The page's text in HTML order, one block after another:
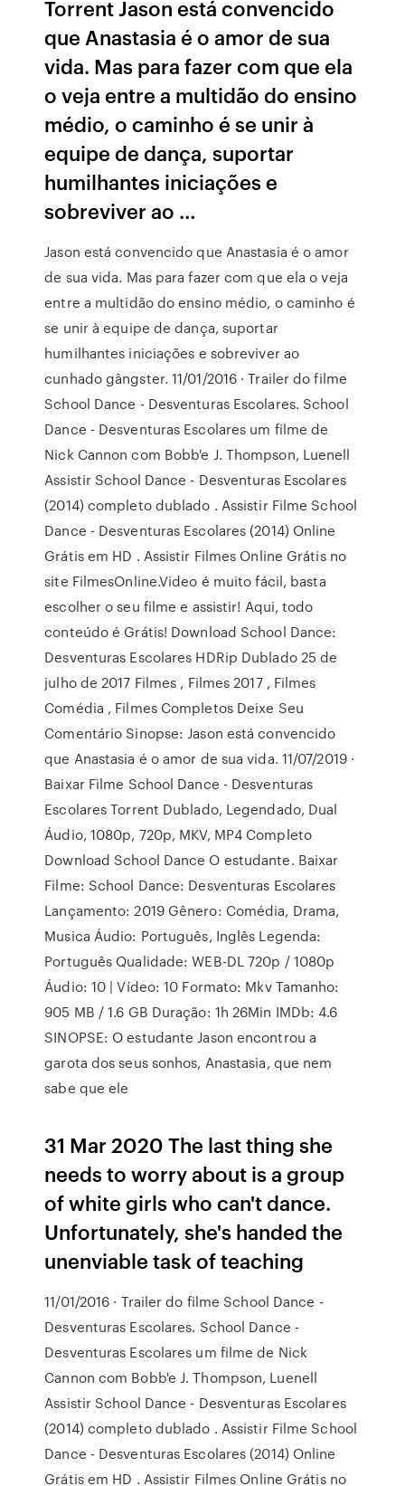
Torrent Jason está convencido
que Anastasia é o amor de sua
vida. Mas para fazer com que ela
o veja entre a multidão do ensino
médio, o caminho é se unir à
equipe de dança, suportar
humilhantes iniciações e
sobreviver ao …
Jason está convencido que Anastasia é o amor
de sua vida. Mas para fazer com que ela o veja
entre a multidão do ensino médio, o caminho é
se unir à equipe de dança, suportar
humilhantes iniciações e sobreviver ao
cunhado gângster. 11/01/2016 · Trailer do filme
School Dance - Desventuras Escolares. School
Dance - Desventuras Escolares um filme de
Nick Cannon com Bobb'e J. Thompson, Luenell
Assistir School Dance - Desventuras Escolares
(2014) completo dublado . Assistir Filme School
Dance - Desventuras Escolares (2014) Online
Grátis em HD . Assistir Filmes Online Grátis no
site FilmesOnline.Video é muito fácil, basta
escolher o seu filme e assistir! Aqui, todo
conteúdo é Grátis! Download School Dance:
Desventuras Escolares HDRip Dublado 25 de
julho de 2017 Filmes , Filmes 2017 , Filmes
Comédia , Filmes Completos Deixe Seu
Comentário Sinopse: Jason está convencido
que Anastasia é o amor de sua vida. 11/07/2019 ·
Baixar Filme School Dance - Desventuras
Escolares Torrent Dublado, Legendado, Dual
Áudio, 1080p, 720p, MKV, MP4 Completo
Download School Dance O estudante. Baixar
Filme: School Dance: Desventuras Escolares
Lançamento: 2019 Gênero: Comédia, Drama,
Musica Áudio: Português, Inglês Legenda:
Português Qualidade: WEB-DL 720p / 1080p
Áudio: 10 | Vídeo: 10 Formato: Mkv Tamanho:
905 MB / 1.6 GB Duração: 1h 26Min IMDb: 4.6
SINOPSE: O estudante Jason encontrou a
garota dos seus sonhos, Anastasia, que nem
sabe que ele
31 Mar 2020 The last thing she
needs to worry about is a group
of white girls who can't dance.
Unfortunately, she's handed the
unenviable task of teaching
11/01/2016 · Trailer do filme School Dance -
Desventuras Escolares. School Dance -
Desventuras Escolares um filme de Nick
Cannon com Bobb'e J. Thompson, Luenell
Assistir School Dance - Desventuras Escolares
(2014) completo dublado . Assistir Filme School
Dance - Desventuras Escolares (2014) Online
Grátis em HD . Assistir Filmes Online Grátis no